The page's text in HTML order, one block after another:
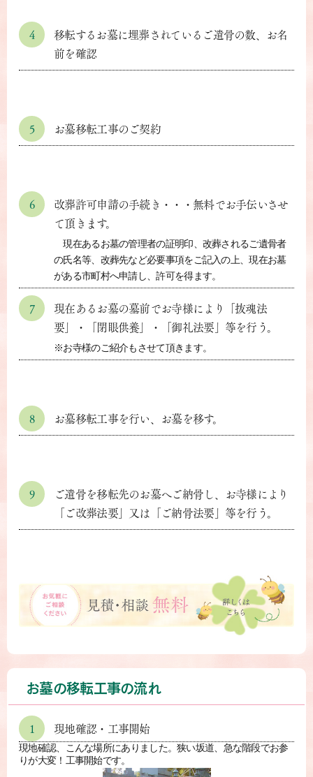
4
移転するお墓に埋葬されているご遺骨の数、お名
前を確認
5 お墓移転工事のご契約
6
改葬許可申請の手続き・・・無料でお手伝いさせ
て頂きます。
現在あるお墓の管理者の証明印、改葬されるご遺骨者
の氏名等、改葬先など必要事項をご記入の上、現在お墓
がある市町村へ申請し、許可を得ます。
7
現在あるお墓の墓前でお寺様により「抜魂法
要」・「閉眼供養」・「御礼法要」等を行う。
※お寺様のご紹介もさせて頂きます。
8 お墓移転工事を行い、お墓を移す。
9
ご遺骨を移転先のお墓へご納骨し、お寺様により
「ご改葬法要」又は「ご納骨法要」等を行う。
お墓の移転工事の流れ
1 現地確認・工事開始
現地確認、こんな場所にありました。狭い坂道、急な階段でお参
りが大変！工事開始です。